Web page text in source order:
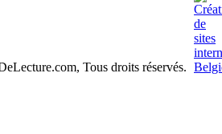
Tous droits réservés.